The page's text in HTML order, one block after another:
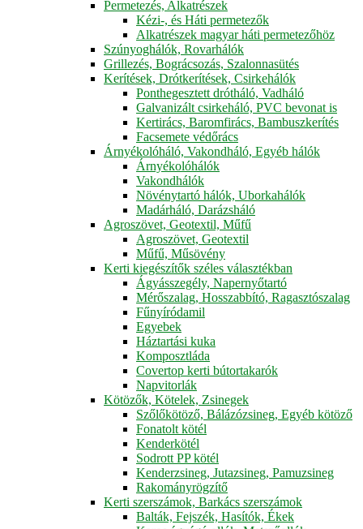
Permetezés, Alkatrészek
Kézi-, és Háti permetezők
Alkatrészek magyar háti permetezőhöz
Szúnyoghálók, Rovarhálók
Grillezés, Bográcsozás, Szalonnasütés
Kerítések, Drótkerítések, Csirkehálók
Ponthegesztett drótháló, Vadháló
Galvanizált csirkeháló, PVC bevonat is
Kertirács, Baromfirács, Bambuszkerítés
Facsemete védőrács
Árnyékolóháló, Vakondháló, Egyéb hálók
Árnyékolóhálók
Vakondhálók
Növénytartó hálók, Uborkahálók
Madárháló, Darázsháló
Agroszövet, Geotextil, Műfű
Agroszövet, Geotextil
Műfű, Műsövény
Kerti kiegészítők széles választékban
Ágyásszegély, Napernyőtartó
Mérőszalag, Hosszabbító, Ragasztószalag
Fűnyíródamil
Egyebek
Háztartási kuka
Komposztláda
Covertop kerti bútortakarók
Napvitorlák
Kötözők, Kötelek, Zsinegek
Szőlőkötöző, Bálázózsineg, Egyéb kötöző
Fonatolt kötél
Kenderkötél
Sodrott PP kötél
Kenderzsineg, Jutazsineg, Pamuzsineg
Rakományrögzítő
Kerti szerszámok, Barkács szerszámok
Balták, Fejszék, Hasítók, Ékek